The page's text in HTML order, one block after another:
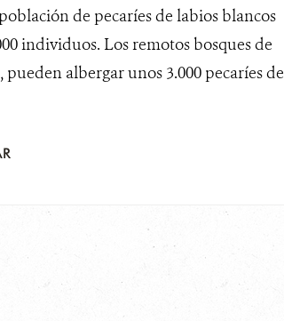
de pecaríes de labios blancos
individuos. Los remotos bosques de
albergar unos 3.000 pecaríes de